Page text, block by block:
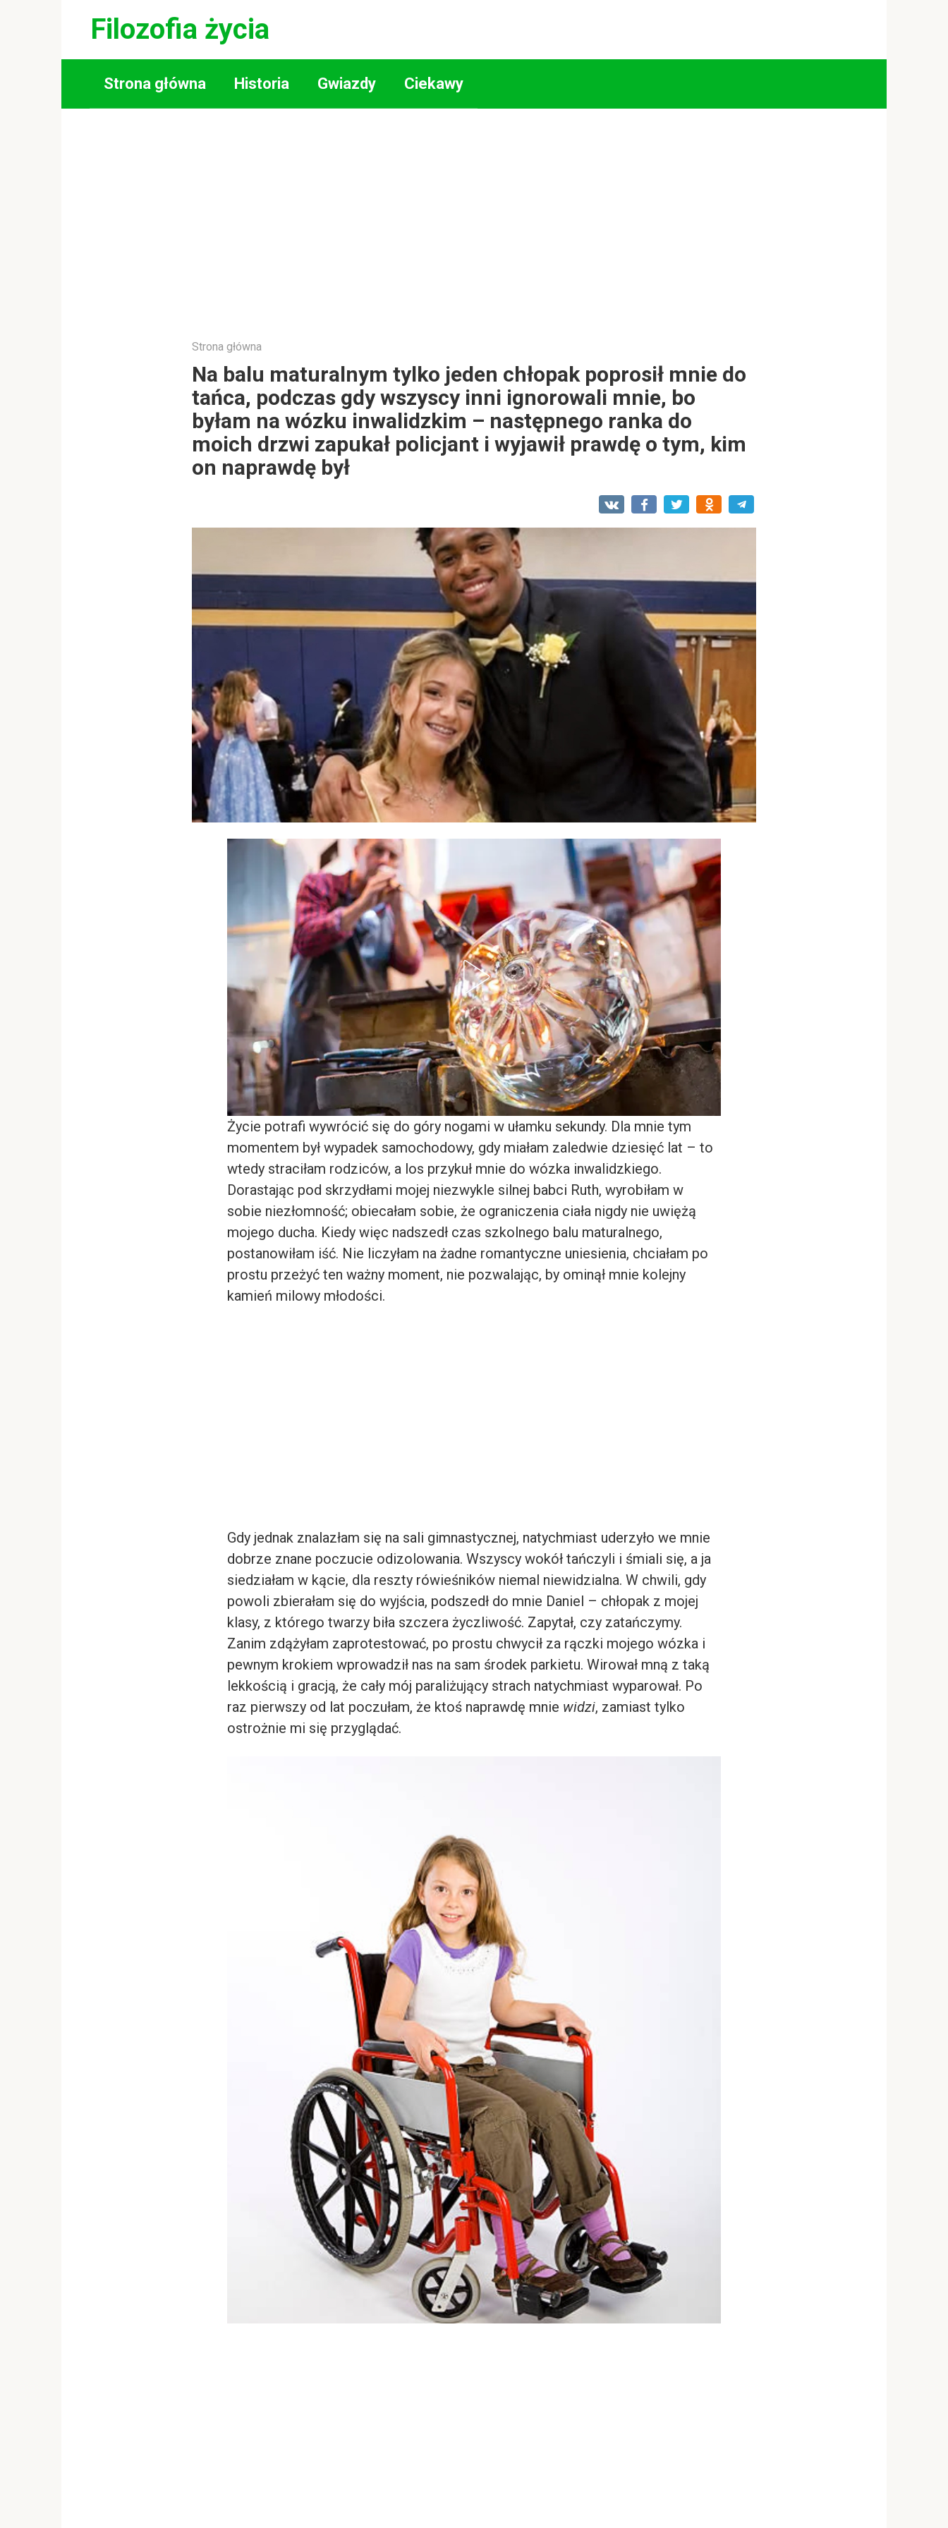
Filozofia życia
Strona główna Historia Gwiazdy Ciekawy
Strona główna
Na balu maturalnym tylko jeden chłopak poprosił mnie do
tańca, podczas gdy wszyscy inni ignorowali mnie, bo
byłam na wózku inwalidzkim – następnego ranka do
moich drzwi zapukał policjant i wyjawił prawdę o tym, kim
on naprawdę był
Życie potrafi wywrócić się do góry nogami w ułamku sekundy. Dla mnie tym
momentem był wypadek samochodowy, gdy miałam zaledwie dziesięć lat – to
wtedy straciłam rodziców, a los przykuł mnie do wózka inwalidzkiego.
Dorastając pod skrzydłami mojej niezwykle silnej babci Ruth, wyrobiłam w
sobie niezłomność; obiecałam sobie, że ograniczenia ciała nigdy nie uwiężą
mojego ducha. Kiedy więc nadszedł czas szkolnego balu maturalnego,
postanowiłam iść. Nie liczyłam na żadne romantyczne uniesienia, chciałam po
prostu przeżyć ten ważny moment, nie pozwalając, by ominął mnie kolejny
kamień milowy młodości.
Gdy jednak znalazłam się na sali gimnastycznej, natychmiast uderzyło we mnie
dobrze znane poczucie odizolowania. Wszyscy wokół tańczyli i śmiali się, a ja
siedziałam w kącie, dla reszty rówieśników niemal niewidzialna. W chwili, gdy
powoli zbierałam się do wyjścia, podszedł do mnie Daniel – chłopak z mojej
klasy, z którego twarzy biła szczera życzliwość. Zapytał, czy zatańczymy.
Zanim zdążyłam zaprotestować, po prostu chwycił za rączki mojego wózka i
pewnym krokiem wprowadził nas na sam środek parkietu. Wirował mną z taką
lekkością i gracją, że cały mój paraliżujący strach natychmiast wyparował. Po
raz pierwszy od lat poczułam, że ktoś naprawdę mnie widzi, zamiast tylko
ostrożnie mi się przyglądać.